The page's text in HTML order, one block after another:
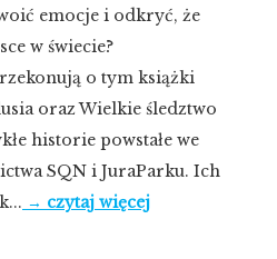
emocje i odkryć, że
w świecie?
o tym książki
oraz Wielkie śledztwo
historie powstałe we
SQN i JuraParku. Ich
→ czytaj więcej